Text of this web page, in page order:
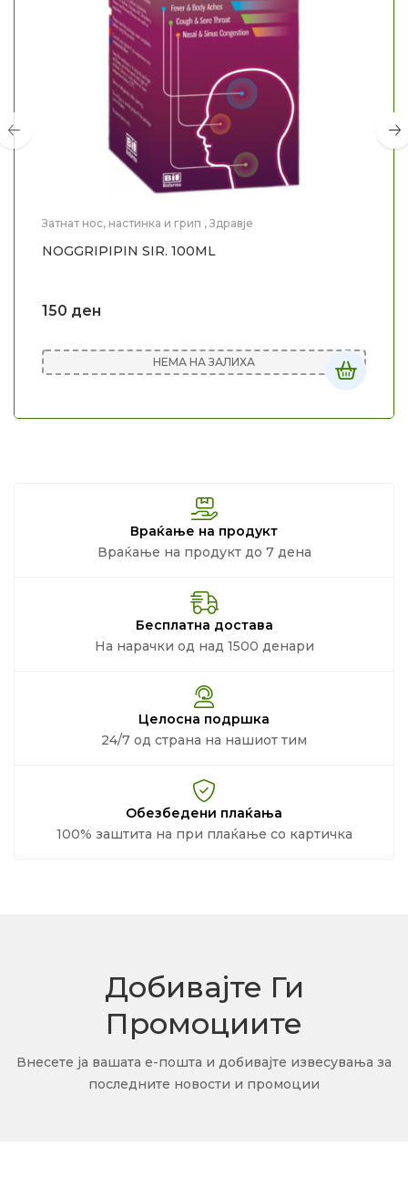
Затнат нос, настинка и грип , Здравје
NOGGRIPIPIN SIR. 100ML
150 ден
НЕМА НА ЗАЛИХА
Враќање на продукт
Враќање на продукт до 7 дена
Бесплатна достава
На нарачки од над 1500 денари
Целосна подршка
24/7 од страна на нашиот тим
Обезбедени плаќања
100% заштита на при плаќање со картичка
Добивајте Ги
Промоциите
Внесете ја вашата е-пошта и добивајте извесувања за
последните новости и промоции